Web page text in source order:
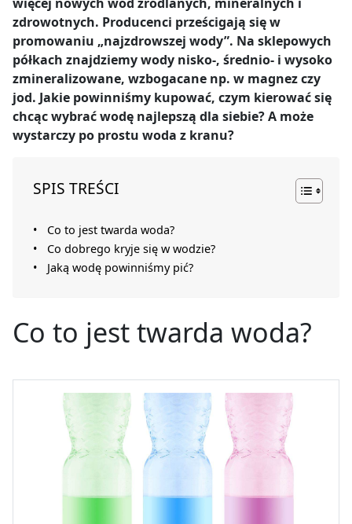
zdrowotnych. Producenci prześcigają się w
promowaniu „najzdrowszej wody”. Na sklepowych
półkach znajdziemy wody nisko-, średnio- i wysoko
zmineralizowane, wzbogacane np. w magnez czy
jod. Jakie powinniśmy kupować, czym kierować się
chcąc wybrać wodę najlepszą dla siebie? A może
wystarczy po prostu woda z kranu?
SPIS TREŚCI
Co to jest twarda woda?
Co dobrego kryje się w wodzie?
Jaką wodę powinniśmy pić?
Co to jest twarda woda?